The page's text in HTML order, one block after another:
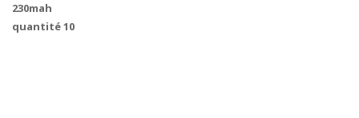
230mah
quantité 10